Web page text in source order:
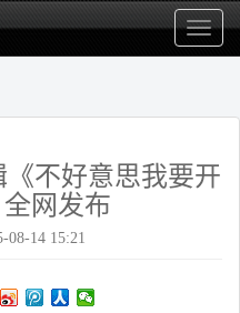
显
示
不好意思我要开
网发布
14 15:21